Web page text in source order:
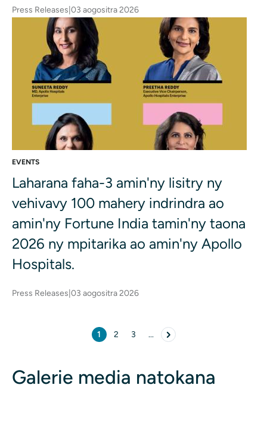
Press Releases 03 aogositra 2026
EVENTS
Laharana faha-3 amin'ny lisitry ny
vehivavy 100 mahery indrindra ao
amin'ny Fortune India tamin'ny taona
2026 ny mpitarika ao amin'ny Apollo
Hospitals.
Press Releases 03 aogositra 2026
Pejy ankehitriny
1 2
pejy
3 ...
Next pejy
Galerie media natokana